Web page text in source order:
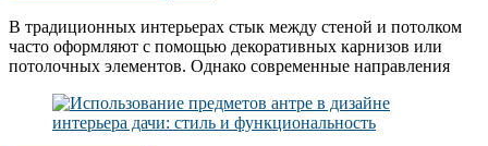
В традиционных интерьерах стык между стеной и потолком
часто оформляют с помощью декоративных карнизов или
потолочных элементов. Однако современные направления